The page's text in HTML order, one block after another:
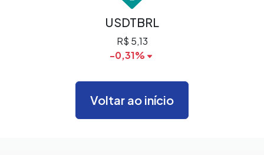
USDTBRL
R$ 5,13
-0,31%
Voltar ao início